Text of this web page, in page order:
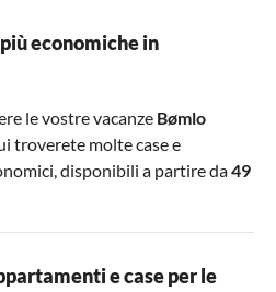
economiche in
le vostre vacanze Bømlo
troverete molte case e
disponibili a partire da49
e case per le